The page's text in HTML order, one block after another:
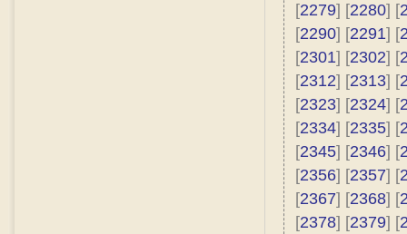
[2279] [2280] [
[2290] [2291] [
[2301] [2302] [
[2312] [2313] [
[2323] [2324] [
[2334] [2335] [
[2345] [2346] [
[2356] [2357] [
[2367] [2368] [
[2378] [2379] [